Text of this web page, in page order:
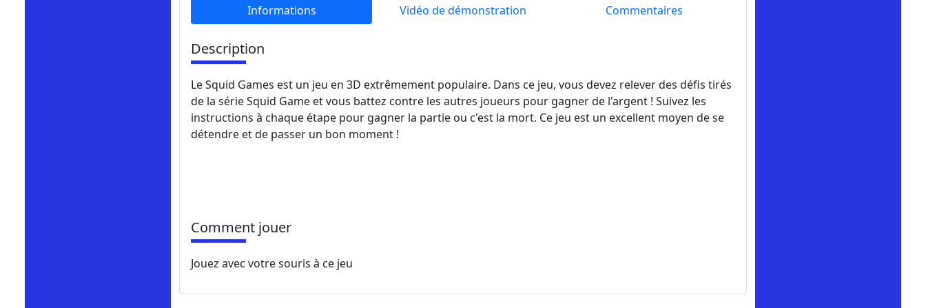
Informations Vidéo de démonstration Commentaires
Description
Le Squid Games est un jeu en 3D extrêmement populaire. Dans ce jeu, vous devez relever des défis tirés
de la série Squid Game et vous battez contre les autres joueurs pour gagner de l'argent ! Suivez les
instructions à chaque étape pour gagner la partie ou c'est la mort. Ce jeu est un excellent moyen de se
détendre et de passer un bon moment !
Comment jouer
Jouez avec votre souris à ce jeu